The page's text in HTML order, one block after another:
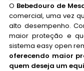
O Bebedouro de
comercial, uma vez
alto desempenho.
maior proteção e
sistema easy open
oferecendo maior
quem deseja um